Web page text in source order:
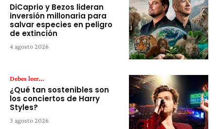
DiCaprio y Bezos lideran
inversión millonaria para
salvar especies en peligro
de extinción
4 agosto 2026
Debes leer...
¿Qué tan sostenibles son
los conciertos de Harry
Styles?
3 agosto 2026